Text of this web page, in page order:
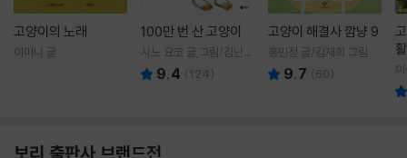
고양이의 노래
이미나 글
100만 번 산 고양이
사노 요코 글,그림/김난주
역 9.4 (124)
고양이 해결사 깜냥 9
홍민정 글/김재희 그림
9.7 (60)
보리 출판사 브랜드전